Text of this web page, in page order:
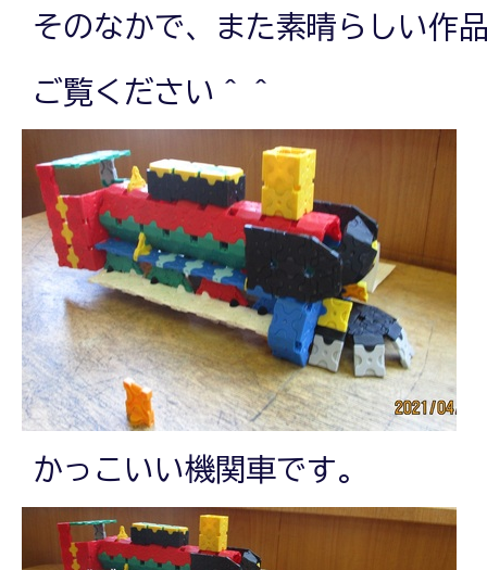
そのなかで、また素晴らしい作
ご覧ください＾＾
かっこいい機関車です。